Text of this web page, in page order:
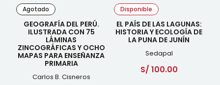
Agotado
GEOGRAFÍA DEL PERÚ.
ILUSTRADA CON 75
LÁMINAS
ZINCOGRÁFICAS Y OCHO
MAPAS PARA ENSEÑANZA
PRIMARIA
Carlos B. Cisneros
Disponible
EL PAÍS DE LAS LAGUNAS:
HISTORIA Y ECOLOGÍA DE
LA PUNA DE JUNÍN
Sedapal
S/ 100.00